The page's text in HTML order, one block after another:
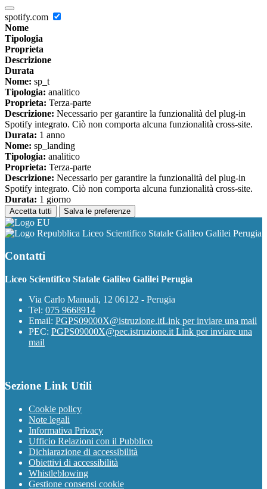
spotify.com
Nome
Tipologia
Proprieta
Descrizione
Durata
Nome: sp_t
Tipologia: analitico
Proprieta: Terza-parte
Descrizione: Necessario per garantire la funzionalità del plug-in
Spotify integrato. Ciò non comporta alcuna funzionalità cross-site.
Durata: 1 anno
Nome: sp_landing
Tipologia: analitico
Proprieta: Terza-parte
Descrizione: Necessario per garantire la funzionalità del plug-in
Spotify integrato. Ciò non comporta alcuna funzionalità cross-site.
Durata: 1 giorno
Accetta tutti Salva le preferenze
Liceo Scientifico Statale Galileo Galilei Perugia
Contatti
Liceo Scientifico Statale Galileo Galilei Perugia
Via Carlo Manuali, 12 06122 - Perugia
Tel: 075 9668914
Email: PGPS09000X@istruzione.itLink per inviare una mail
PEC: PGPS09000X@pec.istruzione.it Link per inviare una
mail
Sezione Link Utili
Cookie policy
Note legali
Informativa Privacy
Ufficio Relazioni con il Pubblico
Dichiarazione di accessibilità
Obiettivi di accessibilità
Whistleblowing
Gestione consensi cookie